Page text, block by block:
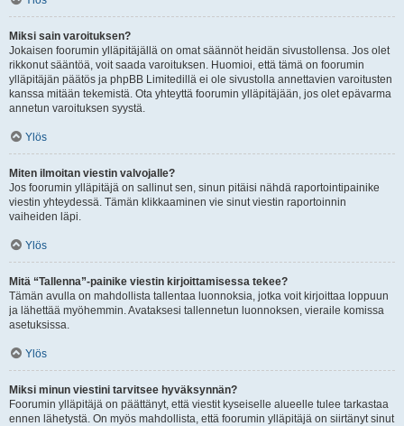
Miksi sain varoituksen?
Jokaisen foorumin ylläpitäjällä on omat säännöt heidän sivustollensa. Jos olet
rikkonut sääntöä, voit saada varoituksen. Huomioi, että tämä on foorumin
ylläpitäjän päätös ja phpBB Limitedillä ei ole sivustolla annettavien varoitusten
kanssa mitään tekemistä. Ota yhteyttä foorumin ylläpitäjään, jos olet epävarma
annetun varoituksen syystä.
Ylös
Miten ilmoitan viestin valvojalle?
Jos foorumin ylläpitäjä on sallinut sen, sinun pitäisi nähdä raportointipainike
viestin yhteydessä. Tämän klikkaaminen vie sinut viestin raportoinnin
vaiheiden läpi.
Ylös
Mitä “Tallenna”-painike viestin kirjoittamisessa tekee?
Tämän avulla on mahdollista tallentaa luonnoksia, jotka voit kirjoittaa loppuun
ja lähettää myöhemmin. Avataksesi tallennetun luonnoksen, vieraile komissa
asetuksissa.
Ylös
Miksi minun viestini tarvitsee hyväksynnän?
Foorumin ylläpitäjä on päättänyt, että viestit kyseiselle alueelle tulee tarkastaa
ennen lähetystä. On myös mahdollista, että foorumin ylläpitäjä on siirtänyt sinut